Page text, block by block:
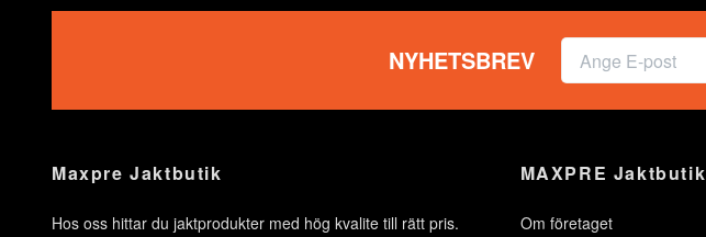
NYHETSBREV
Maxpre Jaktbutik
Hos oss hittar du jaktprodukter med hög kvalite till rätt pris.
MAXPRE Jaktbutik
Om företaget